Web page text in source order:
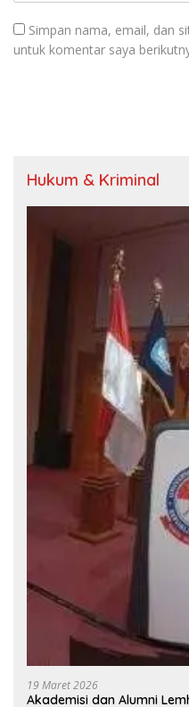
Simpan nama, email, dan
untuk komentar saya
Hukum & Kriminal
19 Maret 2026
Akademisi dan Alumni